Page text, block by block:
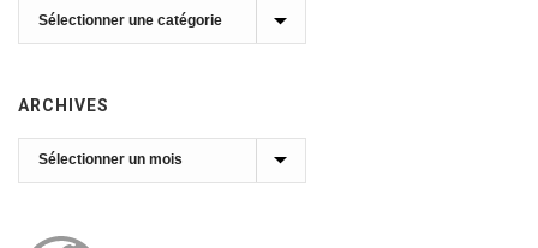
Catégories
ARCHIVES
Archives